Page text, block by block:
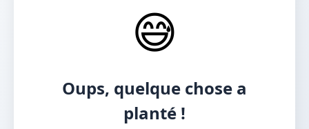
😅
Oups, quelque chose a
planté !